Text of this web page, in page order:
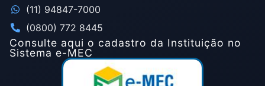
(11) 94847-7000
(0800) 772 8445
Consulte aqui o cadastro da Instituição no
Sistema e-MEC